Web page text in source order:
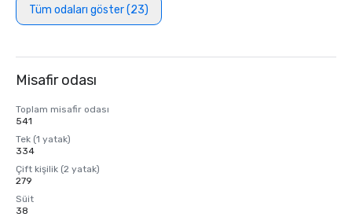
Tüm odaları göster (23)
Misafir odası
Toplam misafir odası
541
Tek (1 yatak)
334
Çift kişilik (2 yatak)
279
Süit
38